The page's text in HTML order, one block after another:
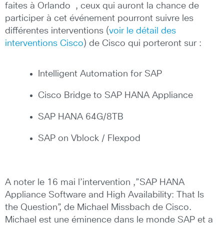
faites à Orlando , ceux qui auront la chance de
participer à cet événement pourront suivre les
différentes interventions (voir le détail des
interventions Cisco) de Cisco qui porteront sur :
Intelligent Automation for SAP
Cisco Bridge to SAP HANA Appliance
SAP HANA 64G/8TB
SAP on Vblock / Flexpod
A noter le 16 mai l’intervention ,”SAP HANA
Appliance Software and High Availability: That Is
the Question”, de Michael Missbach de Cisco.
Michael est une éminence dans le monde SAP et a